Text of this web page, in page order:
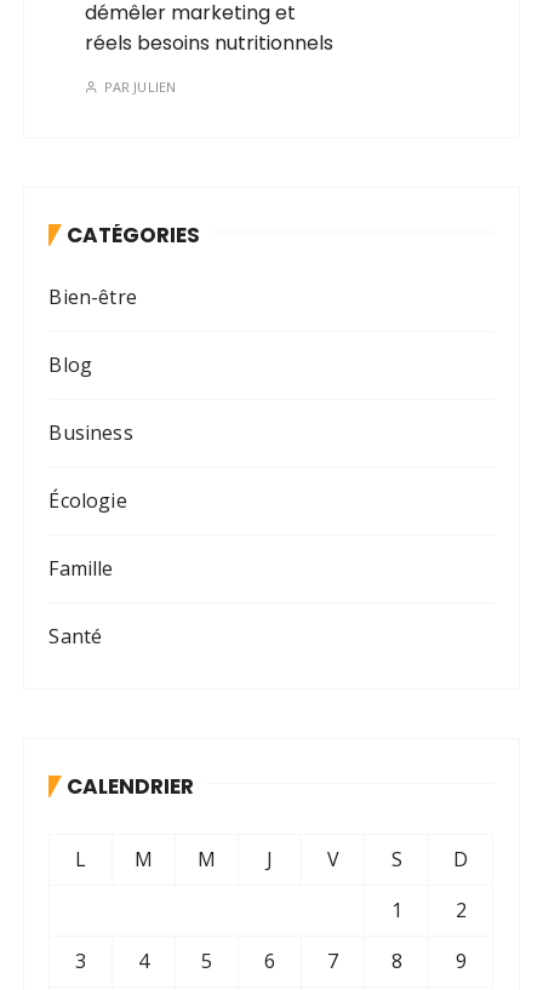
démêler marketing et
réels besoins nutritionnels
PAR JULIEN
CATÉGORIES
Bien-être
Blog
Business
Écologie
Famille
Santé
CALENDRIER
L M M J V S
D
1
2
3
4 5 6 7 8
9